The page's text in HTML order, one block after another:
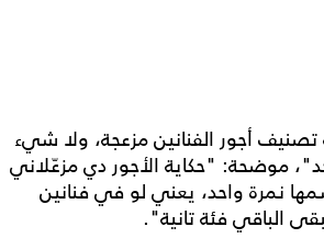
أجور الفنانين مزعجة، ولا شيء
موضحة: "حكاية الأجور دي مزعّلاني
نمرة واحد، يعني لو في فنانين